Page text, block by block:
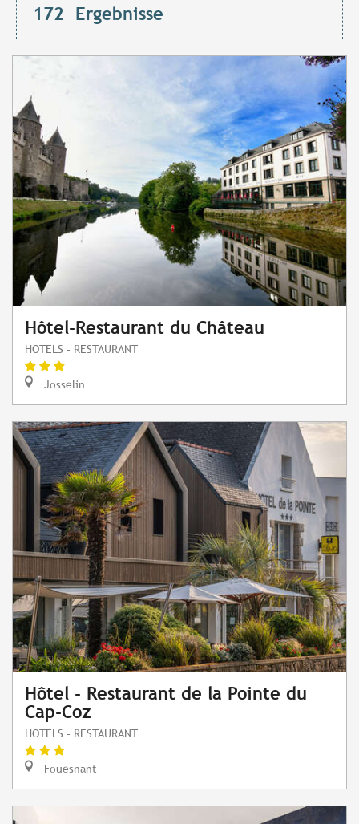
172 Ergebnisse
Hôtel-Restaurant du Château
HOTELS - RESTAURANT
Josselin
Hôtel - Restaurant de la Pointe du
Cap-Coz
HOTELS - RESTAURANT
Fouesnant